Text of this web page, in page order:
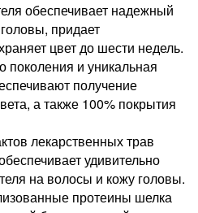
обеспечивает надежный
придает
цвет до шести недель.
поколения и уникальная
получение
а также 100% покрытия
лекарственных трав
удивительно
на волосы и кожу головы.
протеины шелка